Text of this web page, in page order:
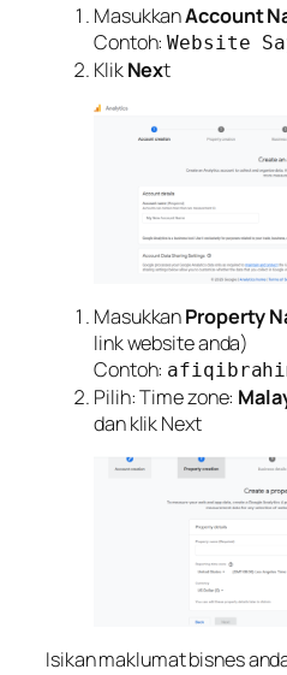
MasukkanAccount
Contoh:Website
KlikNext
MasukkanProperty
link website anda)
Contoh:
Pilih: Time zone:
dan klik Next
Isikan maklumat bisnes